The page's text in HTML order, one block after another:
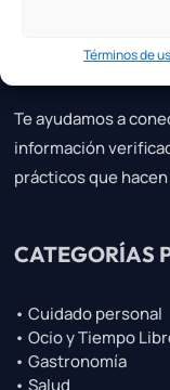
Términos de
La fuente en la
locales de calidad,
Te ayudamos a
información
prácticos que
CATEGORÍAS
• Cuidado personal
• Ocio y Tiempo
• Gastronomía
• Salud